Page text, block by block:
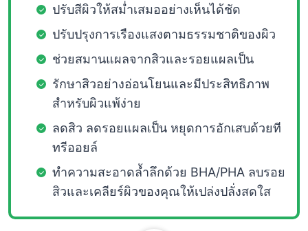
ปรับสีผิวให้สม่ำเสมออย่างเห็นได้ชัด
ปรับปรุงการเรืองแสงตามธรรมชาติของผิว
ช่วยสมานแผลจากสิวและรอยแผลเป็น
รักษาสิวอย่างอ่อนโยนและมีประสิทธิภาพ
สำหรับผิวแพ้ง่าย
ลดสิว ลดรอยแผลเป็น หยุดการอักเสบด้วยที
ทรีออยล์
ทำความสะอาดล้ำลึกด้วย BHA/PHA ลบรอย
สิวและเคลียร์ผิวของคุณให้เปล่งปลั่งสดใส